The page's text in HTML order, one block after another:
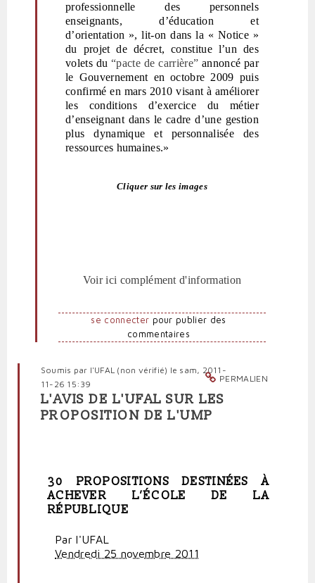
professionnelle des personnels
enseignants, d’éducation et
d’orientation », lit-on dans la « Notice »
du projet de décret, constitue l’un des
volets du“pacte de carrière” annoncé par
le Gouvernement en octobre 2009 puis
confirmé en mars 2010 visant à améliorer
les conditions d’exercice du métier
d’enseignant dans le cadre d’une gestion
plus dynamique et personnalisée des
ressources humaines.»
Cliquer sur les images
Voir ici complément d'information
se connecter pour publier des
commentaires
PERMALIEN
Soumis par l'UFAL (non vérifié) le sam, 2011-
11-26 15:39
L'AVIS DE L'UFAL SUR LES
PROPOSITION DE L'UMP
30 PROPOSITIONS DESTINÉES À
ACHEVER L’ÉCOLE DE LA
RÉPUBLIQUE
Par l'UFAL
Vendredi 25 novembre 2011